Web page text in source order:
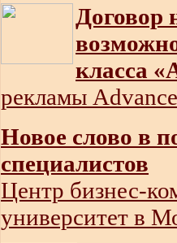
Договор
класса
рекламы
Новое слово в
специалистов
Центр бизнес-
университет в